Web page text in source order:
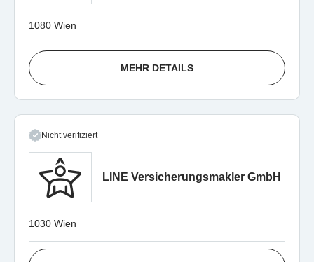
1080 Wien
MEHR DETAILS
Nicht verifiziert
LINE Versicherungsmakler GmbH
1030 Wien